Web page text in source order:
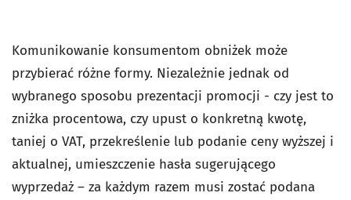
Komunikowanie konsumentom obniżek może
przybierać różne formy. Niezależnie jednak od
wybranego sposobu prezentacji promocji - czy jest to
zniżka procentowa, czy upust o konkretną kwotę,
taniej o VAT, przekreślenie lub podanie ceny wyższej i
aktualnej, umieszczenie hasła sugerującego
wyprzedaż – za każdym razem musi zostać podana